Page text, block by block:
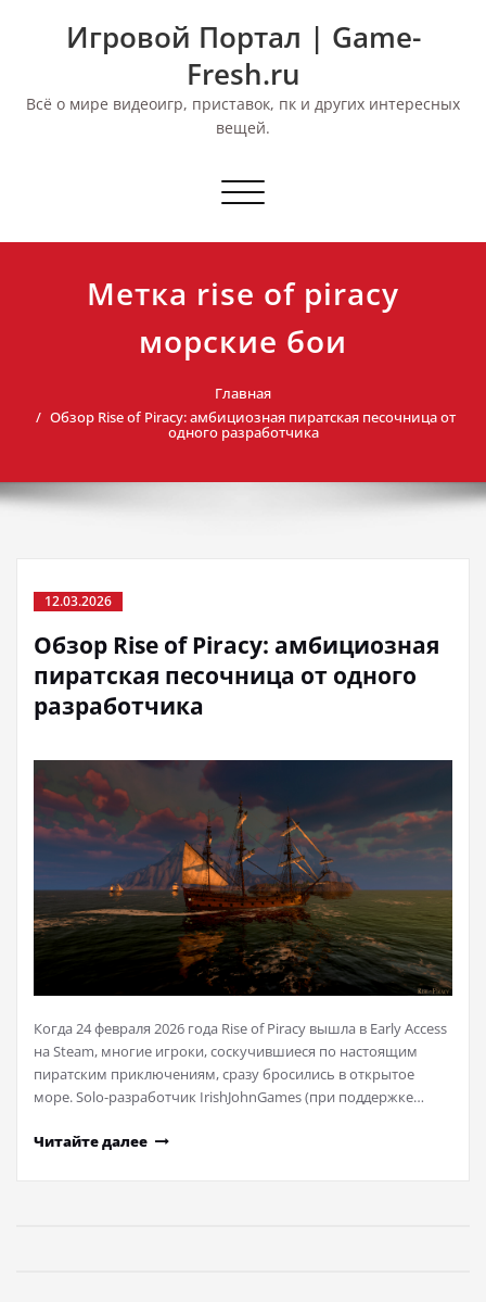
Игровой Портал | Game-
Fresh.ru
Всё о мире видеоигр, приставок, пк и других интересных
вещей.
Переключить
Метка rise of piracy
морские бои
Главная
Обзор Rise of Piracy: амбициозная пиратская песочница от
одного разработчика
12.03.2026
Обзор Rise of Piracy: амбициозная
пиратская песочница от одного
разработчика
Когда 24 февраля 2026 года Rise of Piracy вышла в Early Access
на Steam, многие игроки, соскучившиеся по настоящим
пиратским приключениям, сразу бросились в открытое
море. Solo-разработчик IrishJohnGames (при поддержке…
Читайте далее